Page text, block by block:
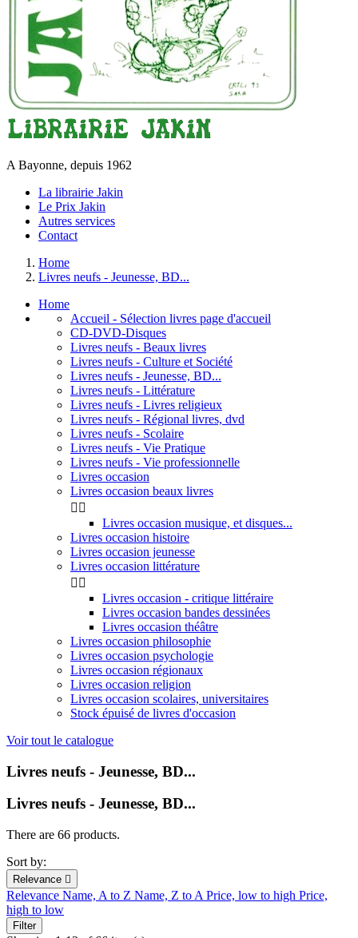
A Bayonne, depuis 1962
La librairie Jakin
Le Prix Jakin
Autres services
Contact
Home
Livres neufs - Jeunesse, BD...
Home
Accueil - Sélection livres page d'accueil
CD-DVD-Disques
Livres neufs - Beaux livres
Livres neufs - Culture et Société
Livres neufs - Jeunesse, BD...
Livres neufs - Littérature
Livres neufs - Livres religieux
Livres neufs - Régional livres, dvd
Livres neufs - Scolaire
Livres neufs - Vie Pratique
Livres neufs - Vie professionnelle
Livres occasion
Livres occasion beaux livres
 
Livres occasion musique, et disques...
Livres occasion histoire
Livres occasion jeunesse
Livres occasion littérature
 
Livres occasion - critique littéraire
Livres occasion bandes dessinées
Livres occasion théâtre
Livres occasion philosophie
Livres occasion psychologie
Livres occasion régionaux
Livres occasion religion
Livres occasion scolaires, universitaires
Stock épuisé de livres d'occasion
Voir tout le catalogue
Livres neufs - Jeunesse, BD...
Livres neufs - Jeunesse, BD...
There are 66 products.
Sort by:
Relevance 
Relevance Name, A to Z Name, Z to A Price, low to high Price,
high to low
Filter